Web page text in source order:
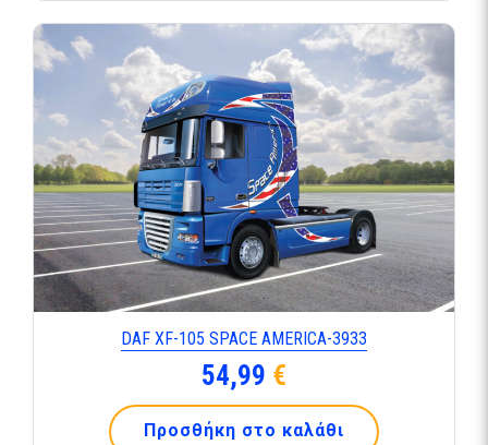
DAF XF-105 SPACE AMERICA-3933
54,99 €
Προσθήκη στο καλάθι